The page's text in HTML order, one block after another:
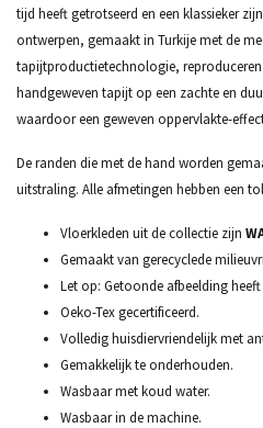
tijd heeft getrotseerd en een klassieker
ontwerpen, gemaakt in Turkije met de
tapijtproductietechnologie,
handgeweven tapijt op een zachte en
waardoor een geweven oppervlakte-
De randen die met de hand worden
uitstraling. Alle afmetingen hebben een
Vloerkleden uit de collectie zijn
Gemaakt van gerecyclede
Let op: Getoonde afbeelding
Oeko-Tex gecertificeerd.
Volledig huisdiervriendelijk met
Gemakkelijk te onderhouden.
Wasbaar met koud water.
Wasbaar in de machine.